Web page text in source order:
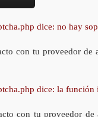
dice: no hay
con tu proveedor
dice: la función
con tu proveedor